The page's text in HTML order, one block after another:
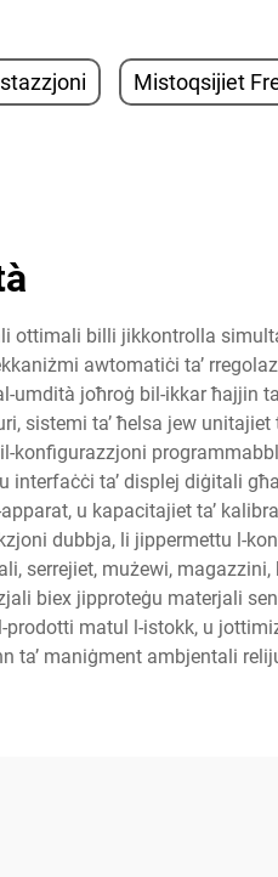
Mistoqsijiet
ottimali billi jikkontrolla
awtomatiċi ta’
joħroġ bil-ikkar ħajjin
ta’ ħelsa jew unitajiet
ta’ displej diġitali
u kapacitajiet ta’
dubbja, li jippermettu l-
serrejiet, mużewi, magazzini,
biex jipproteġu materjali
matul l-istokk, u
maniġment ambjentali